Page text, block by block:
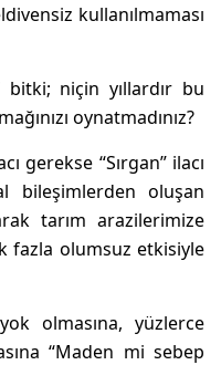
kullanılmaması
bitki; niçin yıllardır bu
oynatmadınız?
gerekse “Sırgan” ilacı
bileşimlerden oluşan
tarım arazilerimize
fazla olumsuz etkisiyle
olmasına, yüzlerce
“Maden mi sebep